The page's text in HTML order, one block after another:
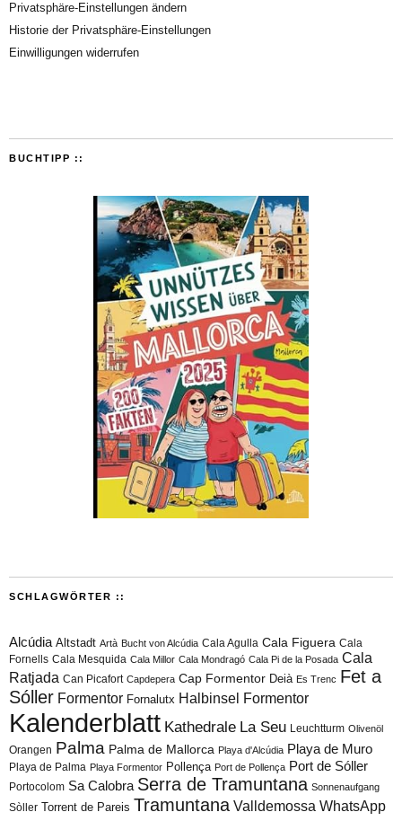
Privatsphäre-Einstellungen ändern
Historie der Privatsphäre-Einstellungen
Einwilligungen widerrufen
BUCHTIPP ::
SCHLAGWÖRTER ::
Alcúdia Altstadt Artà Bucht von Alcúdia Cala Agulla Cala Figuera Cala
Fornells Cala Mesquida Cala Millor Cala Mondragó Cala Pi de la Posada Cala
Ratjada Can Picafort Capdepera Cap Formentor Deià Es Trenc Fet a
Sóller Formentor Fornalutx Halbinsel Formentor
Kalenderblatt Kathedrale La Seu Leuchtturm Olivenöl
Orangen Palma Palma de Mallorca Playa d'Alcúdia Playa de Muro
Playa de Palma Playa Formentor Pollença Port de Pollença Port de Sóller
Portocolom Sa Calobra Serra de Tramuntana Sonnenaufgang
Sòller Torrent de Pareis Tramuntana Valldemossa WhatsApp